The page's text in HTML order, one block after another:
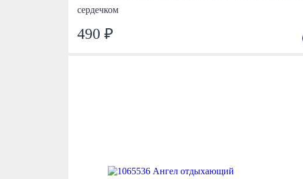
сердечком
490 ₽